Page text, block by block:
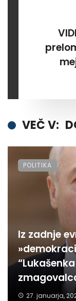
VEČ V:
Iz zadnje
27. januarja,
POLITIKA